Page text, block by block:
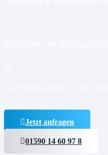
Jetzt anfragen
01590 14 60 97 8